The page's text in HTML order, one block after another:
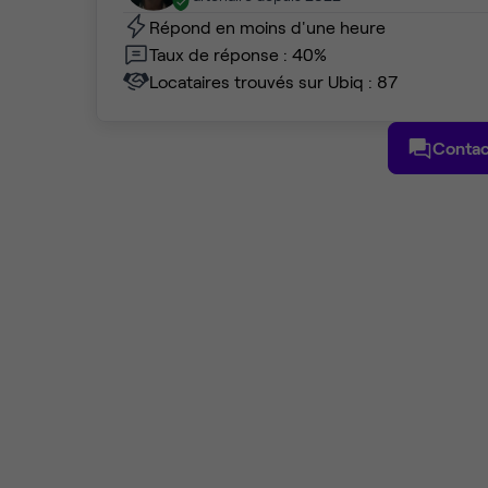
Répond en moins d'une heure
Taux de réponse : 40%
Locataires trouvés sur Ubiq : 87